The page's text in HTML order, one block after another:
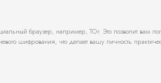
браузер, например, ТОr. Это позволит вам
шифрования, что делает вашу личность